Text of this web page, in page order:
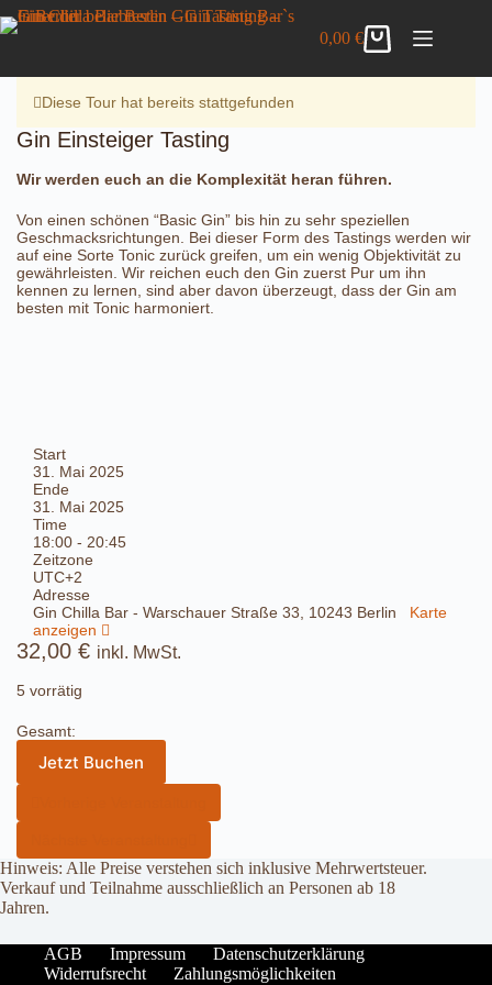
Zum
Inhalt
Gin Einsteiger Tasting
Details anzeigen
Warenkorb
0,00€
Diese Tour hat bereits stattgefunden
Gin Einsteiger Tasting
Wir werden euch an die Komplexität heran führen.
Von einen schönen “Basic Gin” bis hin zu sehr speziellen
Geschmacksrichtungen. Bei dieser Form des Tastings werden wir
auf eine Sorte Tonic zurück greifen, um ein wenig Objektivität zu
gewährleisten. Wir reichen euch den Gin zuerst Pur um ihn
kennen zu lernen, sind aber davon überzeugt, dass der Gin am
besten mit Tonic harmoniert.
Start
31. Mai 2025
Ende
31. Mai 2025
Time
18:00 - 20:45
Zeitzone
UTC+2
Adresse
Gin Chilla Bar - Warschauer Straße 33, 10243 Berlin Karte
anzeigen
32,00 € inkl. MwSt.
5 vorrätig
Gesamt:
Jetzt Buchen
Hinweis: Alle Preise verstehen sich inklusive Mehrwertsteuer.
Verkauf und Teilnahme ausschließlich an Personen ab 18
Jahren.
AGB Impressum
Datenschutzerklärung
Widerrufsrecht
Zahlungsmöglichkeiten